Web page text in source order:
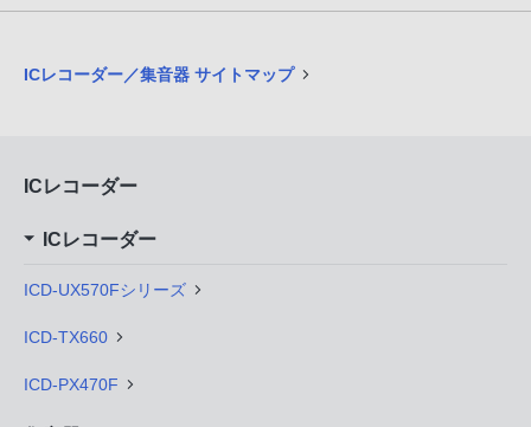
ICレコーダー／集音器 サイトマップ
ICレコーダー
ICレコーダー
ICD-UX570Fシリーズ
ICD-TX660
ICD-PX470F